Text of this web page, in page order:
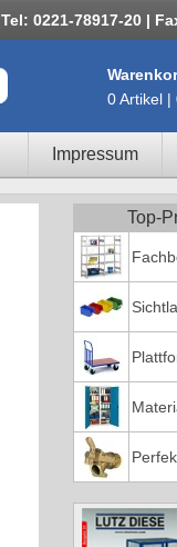
Tel: 0221-78917-20 |
0 Artikel |
Impressum
Top-